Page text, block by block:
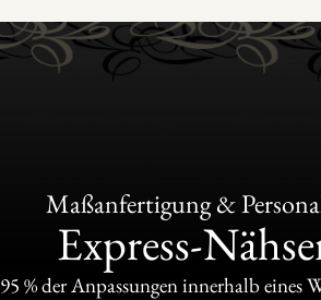
Maßanfertigung &
Express-
95 % der Anpassungen innerhalb eines